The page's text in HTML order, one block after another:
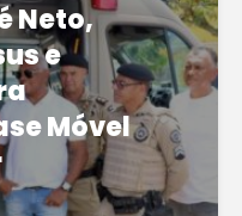
Neto,
e
Móvel